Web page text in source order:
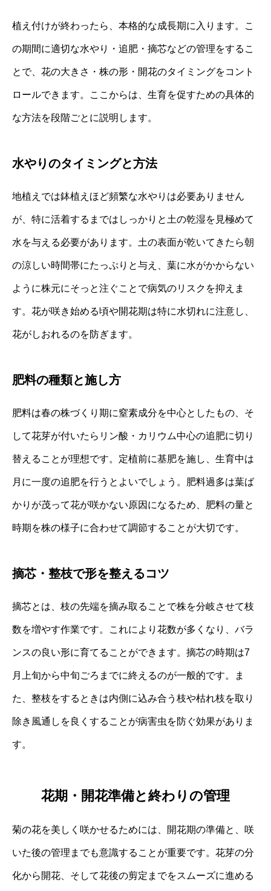
植え付けが終わったら、本格的な成長期に入ります。こ
の期間に適切な水やり・追肥・摘芯などの管理をするこ
とで、花の大きさ・株の形・開花のタイミングをコント
ロールできます。ここからは、生育を促すための具体的
な方法を段階ごとに説明します。
水やりのタイミングと方法
地植えでは鉢植えほど頻繁な水やりは必要ありません
が、特に活着するまではしっかりと土の乾湿を見極めて
水を与える必要があります。土の表面が乾いてきたら朝
の涼しい時間帯にたっぷりと与え、葉に水がかからない
ように株元にそっと注ぐことで病気のリスクを抑えま
す。花が咲き始める頃や開花期は特に水切れに注意し、
花がしおれるのを防ぎます。
肥料の種類と施し方
肥料は春の株づくり期に窒素成分を中心としたもの、そ
して花芽が付いたらリン酸・カリウム中心の追肥に切り
替えることが理想です。定植前に基肥を施し、生育中は
月に一度の追肥を行うとよいでしょう。肥料過多は葉ば
かりが茂って花が咲かない原因になるため、肥料の量と
時期を株の様子に合わせて調節することが大切です。
摘芯・整枝で形を整えるコツ
摘芯とは、枝の先端を摘み取ることで株を分岐させて枝
数を増やす作業です。これにより花数が多くなり、バラ
ンスの良い形に育てることができます。摘芯の時期は7
月上旬から中旬ごろまでに終えるのが一般的です。ま
た、整枝をするときは内側に込み合う枝や枯れ枝を取り
除き風通しを良くすることが病害虫を防ぐ効果がありま
す。
花期・開花準備と終わりの管理
菊の花を美しく咲かせるためには、開花期の準備と、咲
いた後の管理までも意識することが重要です。花芽の分
化から開花、そして花後の剪定までをスムーズに進める